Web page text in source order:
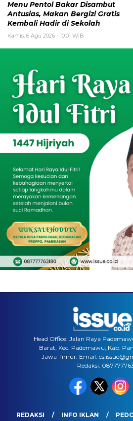
Menu Pentol Bakar Disambut
Antusias, Makan Bergizi Gratis
Kembali Hadir di Sekolah
Kamis, 6 Agu 2026 - 10:01 WIB
Head Office: Jalan Raya
Barat, Kec. Pademawu, Kab.
Jawa Timur. Email.
Redaksi.
REDAKSI INFO IKLAN